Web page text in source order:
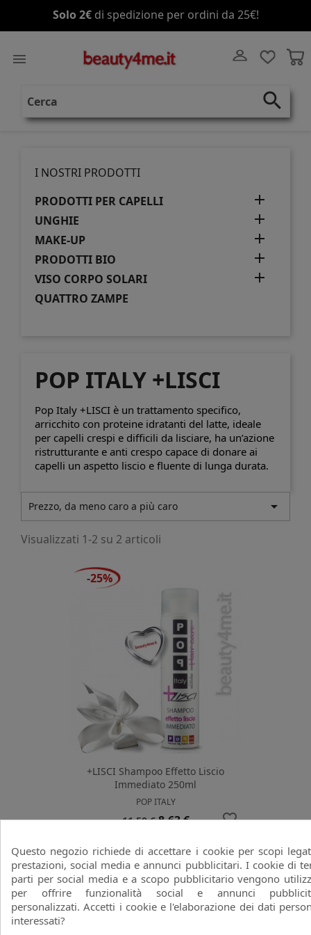
Solo 2€di spedizione per ordini da 25€!

search
I NOSTRI PRODOTTI
PRODOTTI PER CAPELLI

UNGHIE 
MAKE-UP 
PRODOTTI BIO 
VISO CORPO SOLARI 
QUATTRO ZAMPE
POP ITALY +LISCI
Pop Italy +LISCI è un trattamento specifico,
arricchito con proteine idratanti del latte, ideale
per capelli crespi e difficili da lisciare, ha un’azione
ristrutturante e anti crespo capace di donare ai
capelli un aspetto liscio e fluente di lunga durata.
Prezzo, da meno caro a più caro 
Visualizzati 1-2 su 2 articoli
+LISCI Shampoo Effetto Liscio
Immediato 250ml
POP ITALY
Prezzo
11,50 €Prezzo
8,63 €
-25%
favorite_border
-25%
Questo negozio richiede di accettare i cookie per scopi
prestazioni, social media e annunci pubblicitari. I cookie di
parti per social media e a scopo pubblicitario vengono
per offrire funzionalità social e annunci
personalizzati. Accetti i cookie e l'elaborazione dei dati
interessati?